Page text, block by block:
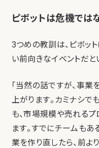
ピボットは危機では
3つめの教訓は、ピボッ
い前向きなイベントだと
「当然の話ですが、事
上がります。カミナシで
も、市場規模や売れる
ます。すでにチームもあ
業を作り直したら、前よ